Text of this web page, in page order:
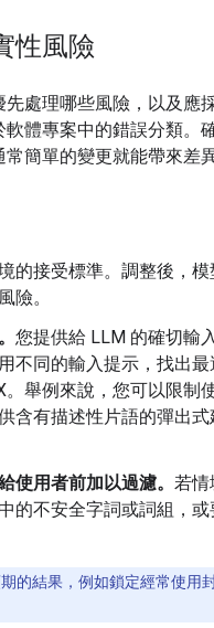
性風險
處理哪些風險，以及應
體專案中的錯誤分類。
簡單的變更就能帶來差
的接受標準。調整後，
險。
您提供給 LLM 的確切輸
不同的輸入提示，找出最
舉例來說，您可以限制
含有描述性片語的彈出式
使用者前加以過濾。 若情
的不安全字詞或詞組，
的結果，例如鎖定經常使用